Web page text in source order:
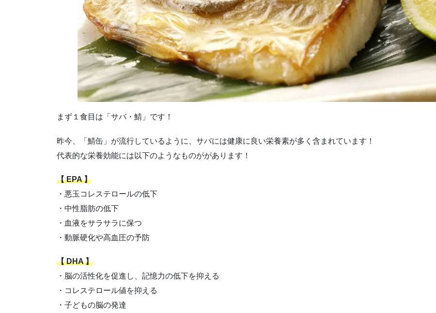
まず１食目は「サバ・鯖」です！
昨今、「鯖缶」が流行しているように、サバには健康に良い栄養素が多く含まれています！
代表的な栄養効能には以下のようなものががあります！
【 EPA 】
・悪玉コレステロールの低下
・中性脂肪の低下
・血液をサラサラに保つ
・動脈硬化や高血圧の予防
【 DHA 】
・脳の活性化を促進し、記憶力の低下を抑える
・コレステロール値を抑える
・子どもの脳の発達